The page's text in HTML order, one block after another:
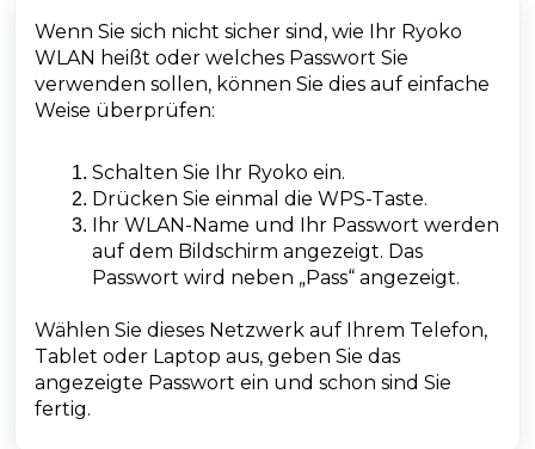
Wenn Sie sich nicht sicher sind, wie Ihr Ryoko
WLAN heißt oder welches Passwort Sie
verwenden sollen, können Sie dies auf einfache
Weise überprüfen:
Schalten Sie Ihr Ryoko ein.
Drücken Sie einmal die WPS-Taste.
Ihr WLAN-Name und Ihr Passwort werden
auf dem Bildschirm angezeigt. Das
Passwort wird neben „Pass“ angezeigt.
Wählen Sie dieses Netzwerk auf Ihrem Telefon,
Tablet oder Laptop aus, geben Sie das
angezeigte Passwort ein und schon sind Sie
fertig.